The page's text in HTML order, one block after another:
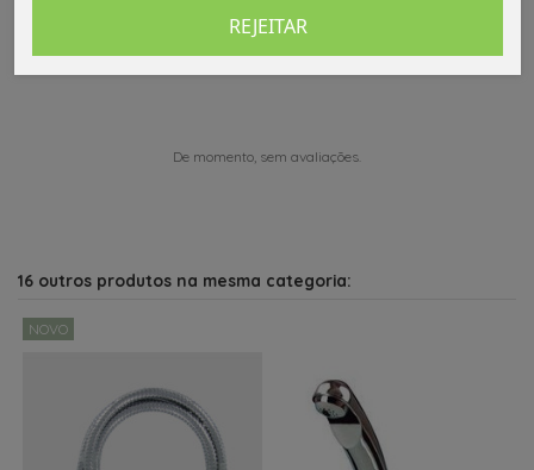
De momento, sem avaliações.
16 outros produtos na mesma categoria:
NOVO
REJEITAR